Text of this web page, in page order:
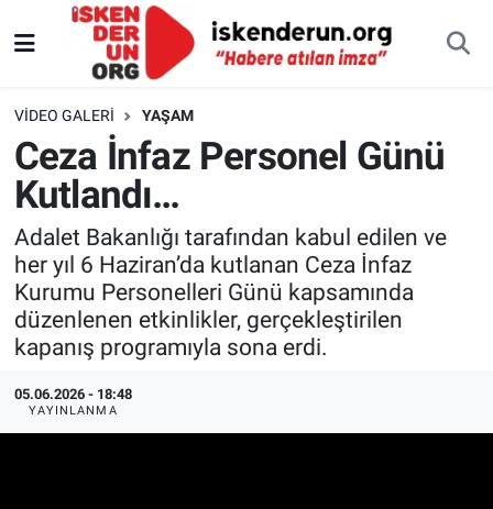
VIDEO GALERI YAŞAM
Ceza İnfaz Personel Günü
Kutlandı…
Adalet Bakanlığı tarafından kabul edilen ve
her yıl 6 Haziran’da kutlanan Ceza İnfaz
Kurumu Personelleri Günü kapsamında
düzenlenen etkinlikler, gerçekleştirilen
kapanış programıyla sona erdi.
05.06.2026 - 18:48
YAYINLANMA